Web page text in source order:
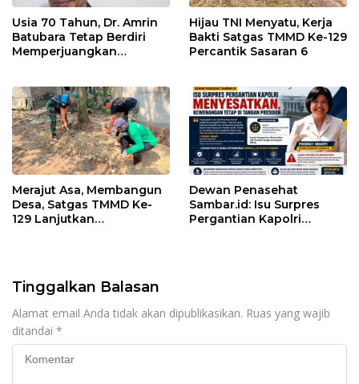
Usia 70 Tahun, Dr. Amrin
Batubara Tetap Berdiri
Memperjuangkan
Hijau TNI Menyatu, Kerja
Bakti Satgas TMMD Ke-129
Percantik Sasaran 6
Merajut Asa, Membangun
Desa, Satgas TMMD Ke-
129 Lanjutkan
Dewan Penasehat
Sambar.id: Isu Surpres
Pergantian Kapolri
Tinggalkan Balasan
Alamat email Anda tidak akan dipublikasikan. Ruas yang wajib
ditandai *